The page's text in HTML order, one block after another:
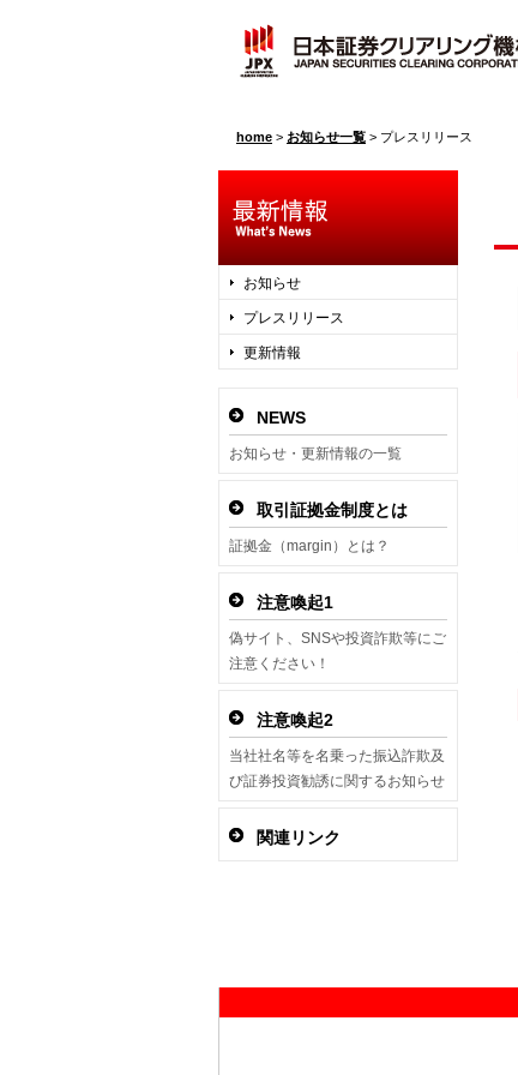
home > お知らせ一覧 > プレスリリース
お知らせ
プレスリリース
更新情報
NEWS
お知らせ・更新情報の一覧
取引証拠金制度とは
証拠金（margin）とは？
注意喚起1
偽サイト、SNSや投資詐欺等にご
注意ください！
注意喚起2
当社社名等を名乗った振込詐欺及
び証券投資勧誘に関するお知らせ
関連リンク